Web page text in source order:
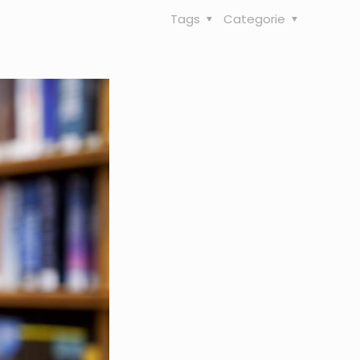
Categorie
Tags